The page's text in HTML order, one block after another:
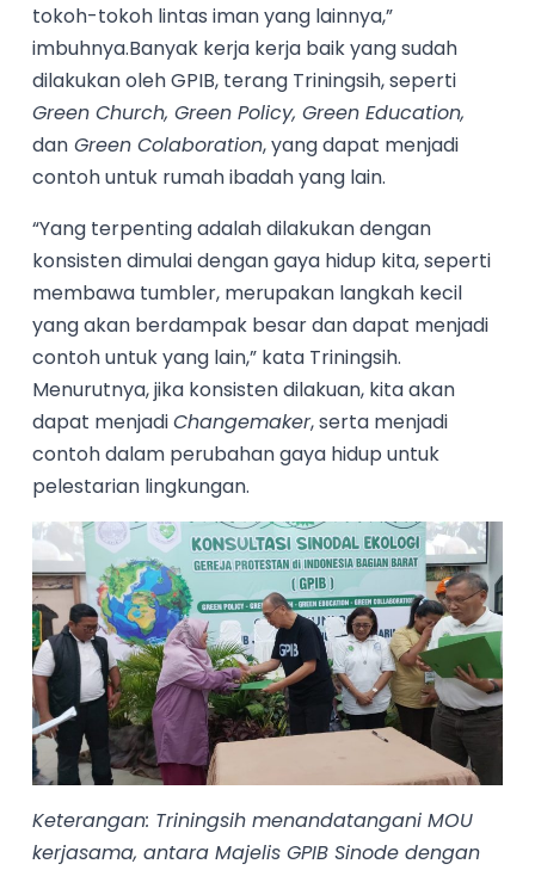
tokoh-tokoh lintas iman yang lainnya,”
imbuhnya.Banyak kerja kerja baik yang sudah
dilakukan oleh GPIB, terang Triningsih, seperti
Green Church, Green Policy, Green Education,
dan Green Colaboration, yang dapat menjadi
contoh untuk rumah ibadah yang lain.
“Yang terpenting adalah dilakukan dengan
konsisten dimulai dengan gaya hidup kita, seperti
membawa tumbler, merupakan langkah kecil
yang akan berdampak besar dan dapat menjadi
contoh untuk yang lain,” kata Triningsih.
Menurutnya, jika konsisten dilakuan, kita akan
dapat menjadiChangemaker, serta menjadi
contoh dalam perubahan gaya hidup untuk
pelestarian lingkungan.
Keterangan: Triningsih menandatangani MOU
kerjasama, antara Majelis GPIB Sinode dengan